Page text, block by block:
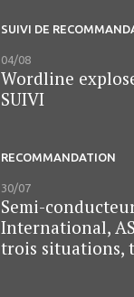
SUIVI DE
04/08
Wordline
SUIVI
RECOMMANDATION
30/07
Semi-
International,
trois situations,